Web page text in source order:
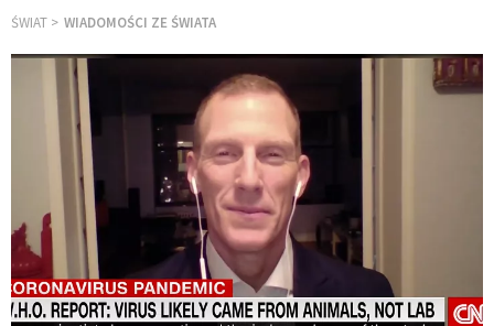
ŚWIAT WIADOMOŚCI ZE ŚWIATA